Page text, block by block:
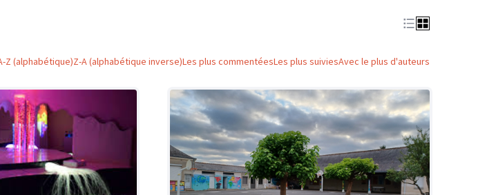
Z (alphabétique)Z-A (alphabétique inverse)Les plus commentéesLes plus suiviesAvec le plus d'auteurs